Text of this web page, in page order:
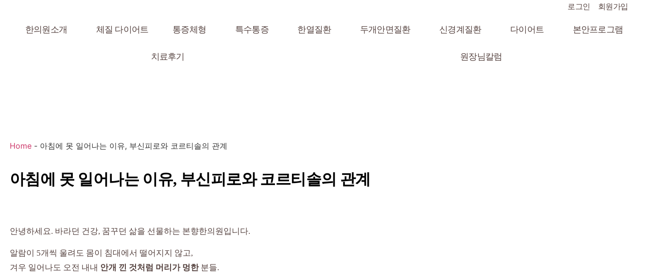
로그인 회원가입
한의원소개 체질 다이어트 통증체형 특수통증 한열질환 두개안면질환 신경계질환 다이어트 본안프로그램
치료후기 원장님칼럼
Home - 아침에 못 일어나는 이유, 부신피로와 코르티솔의 관계
아침에 못 일어나는 이유, 부신피로와 코르티솔의 관계
안녕하세요. 바라던 건강, 꿈꾸던 삶을 선물하는 본향한의원입니다.
알람이 5개씩 울려도 몸이 침대에서 떨어지지 않고,
겨우 일어나도 오전 내내 안개 낀 것처럼 머리가 멍한분들.